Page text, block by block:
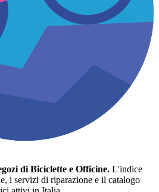
di Biciclette e Officine. L'indice
i servizi di riparazione e il catalogo